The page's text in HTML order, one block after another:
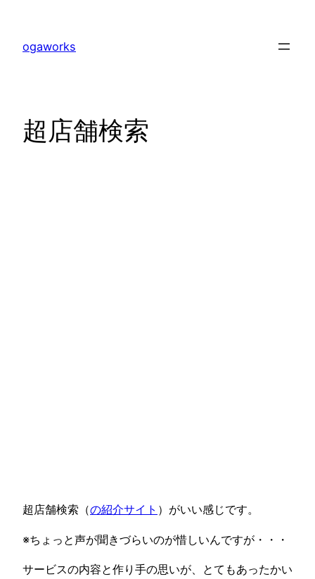
ogaworks
超店舗検索
超店舗検索（の紹介サイト ）がいい感じです。
※ちょっと声が聞きづらいのが惜しいんですが・・・
サービスの内容と作り手の思いが、とてもあったかい